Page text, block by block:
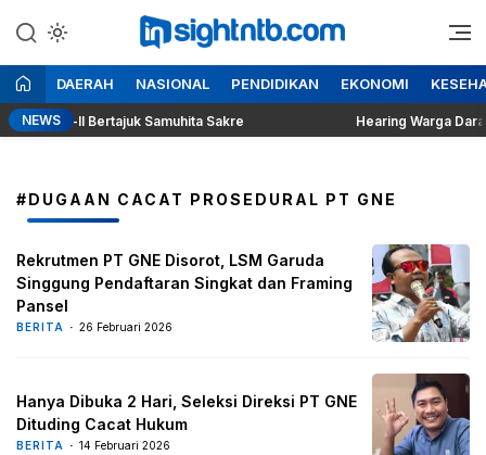
ke
konten
Insight NTB
Berita Seputar NTB
DAERAH NASIONAL PENDIDIKAN EKONOMI
NEWS
Ke-II Bertajuk Samuhita Sakre Hearing Warga Dara
#DUGAAN CACAT PROSEDURAL PT GNE
Rekrutmen PT GNE Disorot, LSM Garuda
Singgung Pendaftaran Singkat dan Framing
Pansel
BERITA 26 Februari 2026
Hanya Dibuka 2 Hari, Seleksi Direksi PT GNE
Dituding Cacat Hukum
BERITA 14 Februari 2026